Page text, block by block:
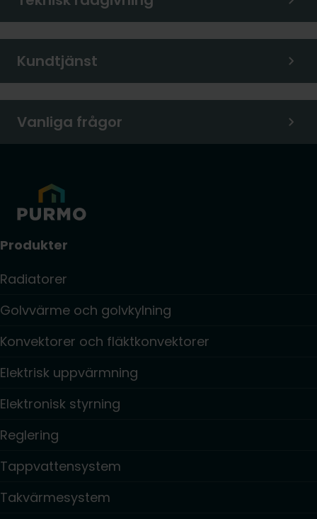
Kundtjänst
Vanliga frågor
Produkter
Radiatorer
Golvvärme och golvkylning
Konvektorer och fläktkonvektorer
Elektrisk uppvärmning
Elektronisk styrning
Reglering
Tappvattensystem
Takvärmesystem